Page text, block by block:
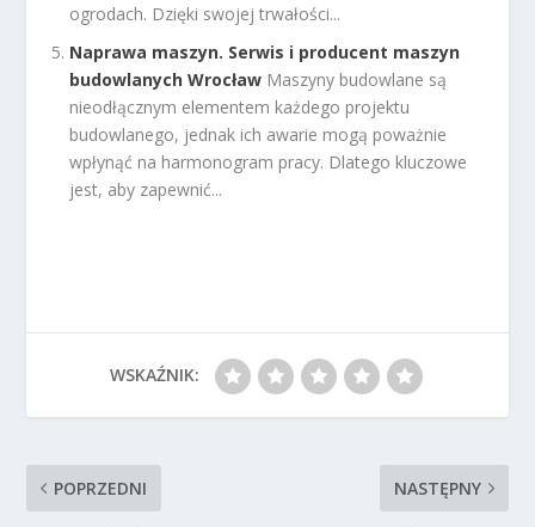
ogrodach. Dzięki swojej trwałości...
Naprawa maszyn. Serwis i producent maszyn
budowlanych Wrocław Maszyny budowlane są
nieodłącznym elementem każdego projektu
budowlanego, jednak ich awarie mogą poważnie
wpłynąć na harmonogram pracy. Dlatego kluczowe
jest, aby zapewnić...
WSKAŹNIK:
POPRZEDNI NASTĘPNY